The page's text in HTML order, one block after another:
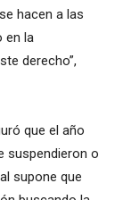
hacen a las
en la
derecho”,
que el año
suspendieron o
supone que